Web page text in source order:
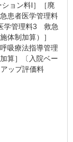
ョン料I］［廃
患者医学管理料
学管理料3 救急
体制加算）］
吸療法指導管理
算］〔入院ベー
ップ評価料